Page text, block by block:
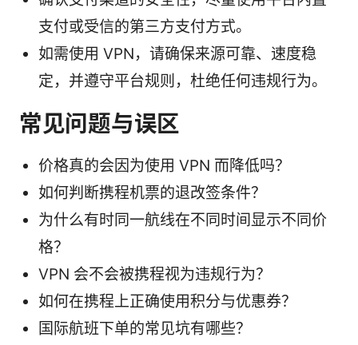
支付或受信的第三方支付方式。
如需使用 VPN，请确保来源可靠、速度稳
定，并遵守平台规则，杜绝任何违规行为。
常见问题与误区
价格真的会因为使用 VPN 而降低吗？
如何判断携程机票的退改签条件？
为什么有时同一航线在不同时间显示不同价
格？
VPN 会不会被携程视为违规行为？
如何在携程上正确使用积分与优惠券？
国际航班下单的常见坑有哪些？